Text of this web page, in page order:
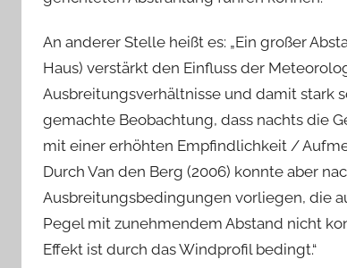
An anderer Stelle heißt es: „Ein großer
Haus) verstärkt den Einfluss der
Ausbreitungsverhältnisse und damit stark
gemachte Beobachtung, dass nachts die
mit einer erhöhten Empfindlichkeit /
Durch Van den Berg (2006) konnte aber
Ausbreitungsbedingungen vorliegen, die
Pegel mit zunehmendem Abstand nicht
Effekt ist durch das Windprofil bedingt.“